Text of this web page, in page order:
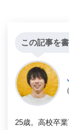
この記事を
25歳。高校卒